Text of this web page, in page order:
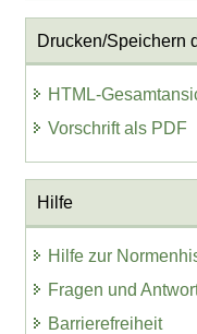
Drucken/Speichern
HTML-
Vorschrift als PDF
Hilfe
Hilfe zur
Fragen und
Barrierefreiheit